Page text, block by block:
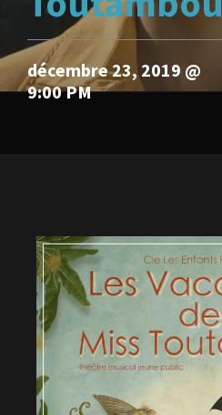
décembre 23, 2019 @
9:00 PM